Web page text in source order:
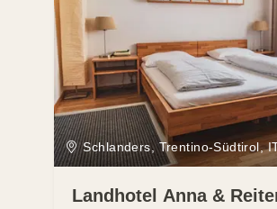
Schlanders, Trentino-Südtirol,
Landhotel Anna &